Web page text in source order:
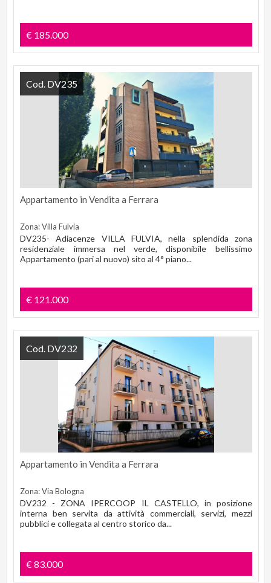
€ 185.000
Appartamento in Vendita a Ferrara
Zona: Villa Fulvia
DV235- Adiacenze VILLA FULVIA, nella splendida zona
residenziale immersa nel verde, disponibile bellissimo
Appartamento (pari al nuovo) sito al 4° piano...
€ 121.000
Cod. DV235
Appartamento in Vendita a Ferrara
Zona: Via Bologna
DV232 - ZONA IPERCOOP IL CASTELLO, in posizione
interna ben servita da attività commerciali, servizi, mezzi
pubblici e collegata al centro storico da...
€ 83.000
Cod. DV232